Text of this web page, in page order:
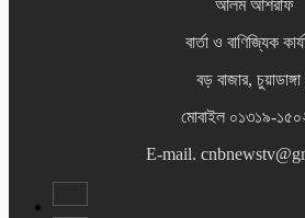
আলম আশরাফ
বার্তা ও বাণিজ্যিক
বড় বাজার,
মোবাইল ০১৩১৯-
E-mail.